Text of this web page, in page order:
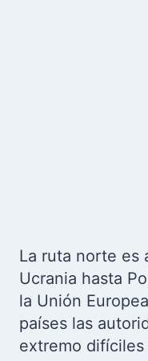
La ruta norte es
Ucrania hasta
la Unión
países las
extremo difíciles